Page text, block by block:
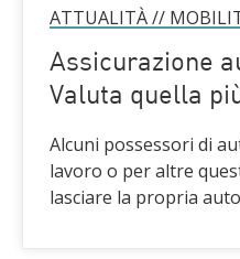
ATTUALITÀ//
Assicurazione
Valuta quella
Alcuni possessori di
lavoro o per altre
lasciare la propria